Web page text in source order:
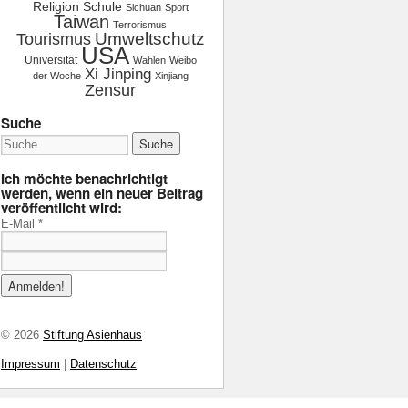
Religion Schule Sichuan Sport
Taiwan Terrorismus
Tourismus Umweltschutz
Universität USA Wahlen Weibo
der Woche Xi Jinping Xinjiang
Zensur
Suche
Ich möchte benachrichtigt
werden, wenn ein neuer Beitrag
veröffentlicht wird:
E-Mail *
© 2026 Stiftung Asienhaus
Impressum Datenschutz